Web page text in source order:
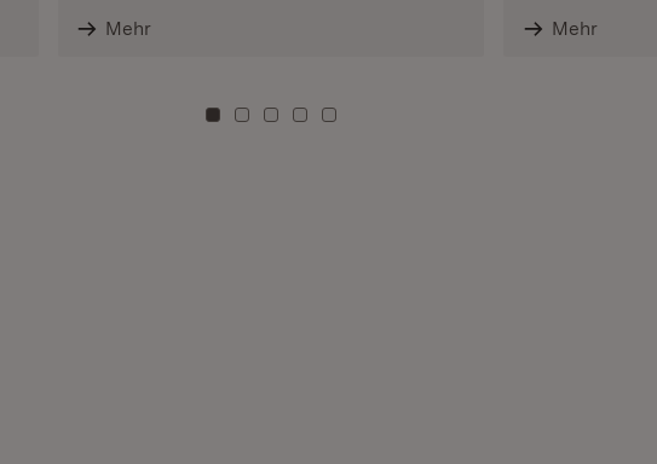
Mehr Mehr
Zu Kachel: 0
Zu Kachel: 3
Zu Kachel: 6
Zu Kachel: 9
Zu Kachel: 12